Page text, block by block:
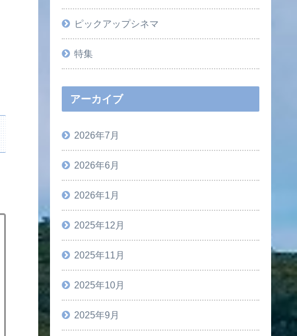
ピックアップシネマ
特集
アーカイブ
2026年7月
2026年6月
2026年1月
2025年12月
2025年11月
2025年10月
2025年9月